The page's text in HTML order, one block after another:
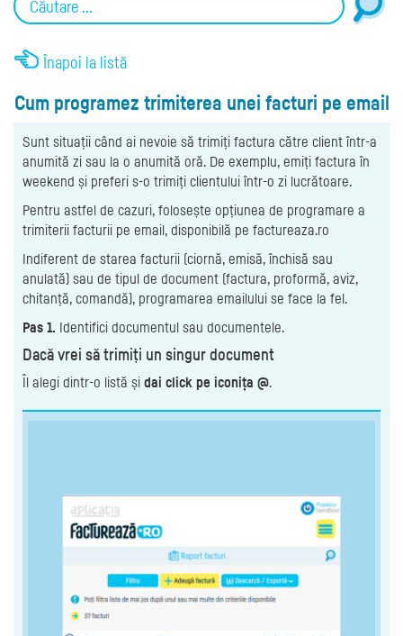
Înapoi la listă
Cum programez trimiterea unei facturi pe email
Sunt situații când ai nevoie să trimiți factura către client într-a
anumită zi sau la o anumită oră. De exemplu, emiți factura în
weekend și preferi s-o trimiți clientului într-o zi lucrătoare.
Pentru astfel de cazuri, folosește opțiunea de programare a
trimiterii facturii pe email, disponibilă pe factureaza.ro
Indiferent de starea facturii (ciornă, emisă, închisă sau
anulată) sau de tipul de document (factura, proformă, aviz,
chitanță, comandă), programarea emailului se face la fel.
Pas 1. Identifici documentul sau documentele.
Dacă vrei să trimiți un singur document
Îl alegi dintr-o listă și dai click pe iconița @.